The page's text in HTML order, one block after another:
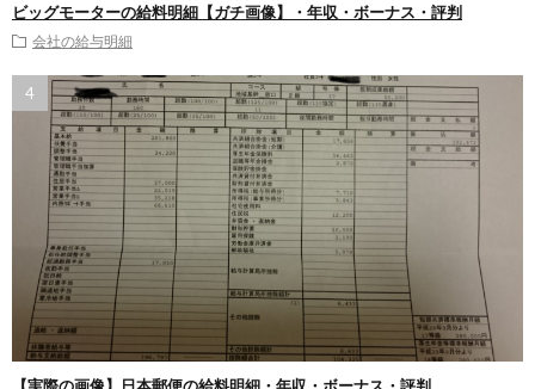
ビッグモーターの給料明細【ガチ画像】・年収・ボーナス・評判
会社の給与明細
【実際の画像】日本郵便の給料明細・年収・ボーナス・評判